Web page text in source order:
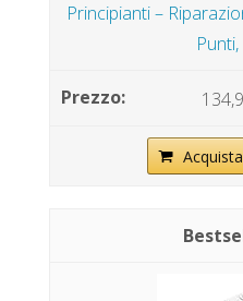
Principianti –
Punti,